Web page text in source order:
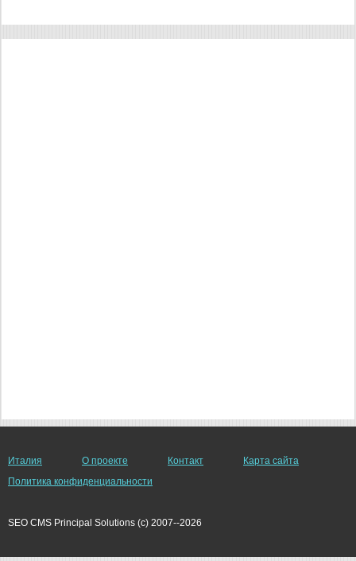
Италия О проекте Контакт
Карта сайта
Политика конфиденциальности
SEO CMS Principal Solutions (c) 2007--2026